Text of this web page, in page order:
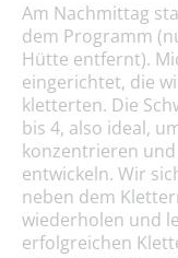
Am Nachmittag
dem Programm
Hütte entfernt).
eingerichtet, die
kletterten. Die
bis 4, also ideal,
konzentrieren
entwickeln. Wir
neben dem
wiederholen und
erfolgreichen